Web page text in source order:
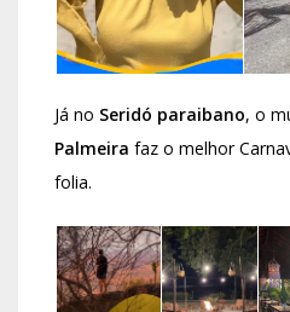
Já no Seridó paraibano, o
Palmeira faz o melhor
folia.